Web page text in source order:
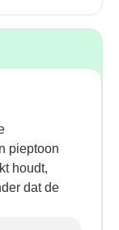
pieptoon
houdt,
dat de